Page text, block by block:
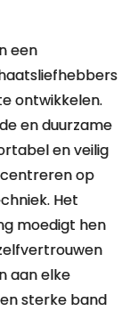
een
ontwikkelen.
en duurzame
en veilig
op
Het
moedigt hen
aan elke
sterke band